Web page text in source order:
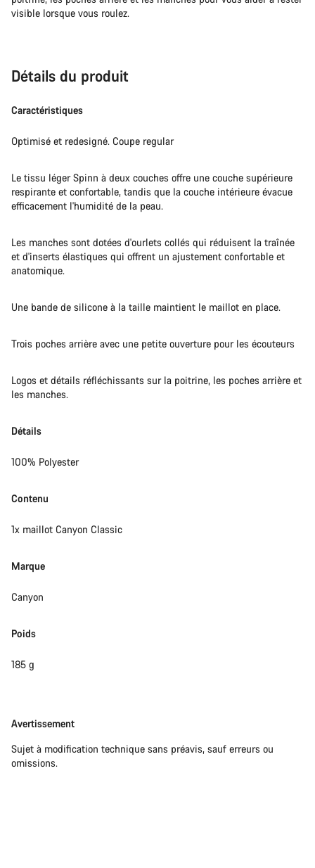
visible lorsque vous roulez.
Détails du produit
Caractéristiques
Optimisé et redesigné. Coupe regular
Le tissu léger Spinn à deux couches offre une couche supérieure
respirante et confortable, tandis que la couche intérieure évacue
efficacement l'humidité de la peau.
Les manches sont dotées d'ourlets collés qui réduisent la traînée
et d'inserts élastiques qui offrent un ajustement confortable et
anatomique.
Une bande de silicone à la taille maintient le maillot en place.
Trois poches arrière avec une petite ouverture pour les écouteurs
Logos et détails réfléchissants sur la poitrine, les poches arrière et
les manches.
Détails
100% Polyester
Contenu
1x maillot Canyon Classic
Marque
Canyon
Poids
185 g
Avertissement
Avertissement
Sujet à modification technique sans préavis, sauf erreurs ou
omissions.